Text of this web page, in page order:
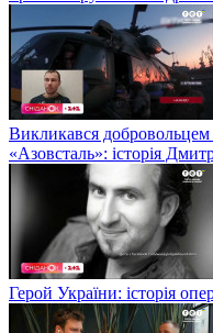
Викликався
«Азовсталь»: історія
Герой України: історія